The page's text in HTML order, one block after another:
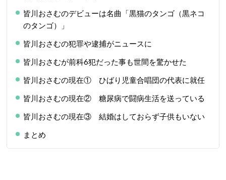
皆川おさむのデビューは名曲「黒猫のタンゴ（黒ネコ
のタンゴ）」
皆川おさむの犯罪や逮捕がニュースに
皆川おさむが前科6犯だった事も世間を驚かせた
皆川おさむの現在① ひばり児童合唱団の代表に就任
皆川おさむの現在② 糖尿病で闘病生活を送っている
皆川おさむの現在③ 結婚はしておらず子供もいない
まとめ